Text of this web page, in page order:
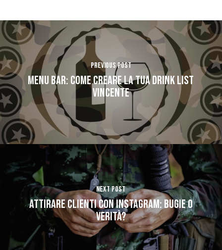
Previous Post
Menu bar: come creare la tua drink list
vincente
Next Post
ATTIRARE CLIENTI CON INSTAGRAM: BUGIE O
VERITà?